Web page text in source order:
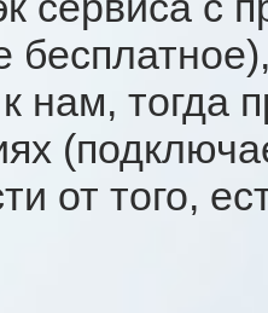
нам, тогда
от того,